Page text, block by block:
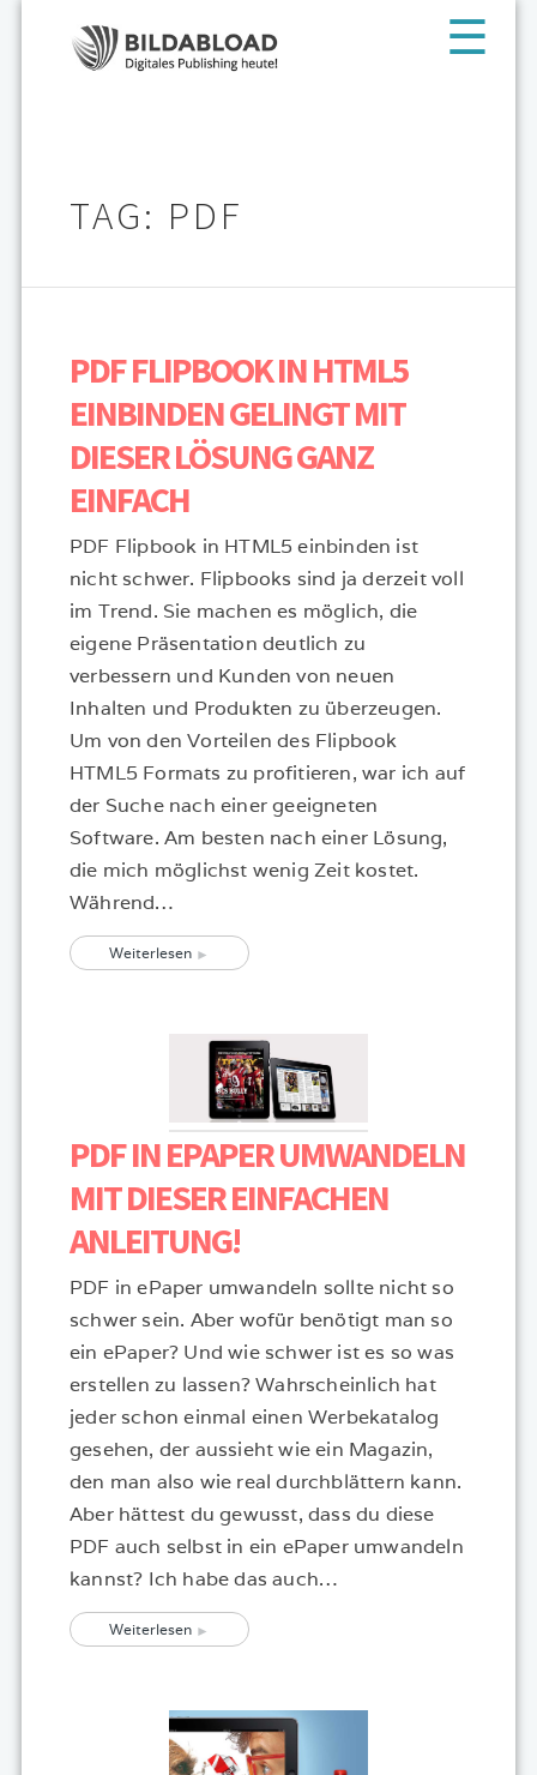
TAG: PDF
PDF FLIPBOOK IN HTML5
EINBINDEN GELINGT MIT
DIESER LÖSUNG GANZ
EINFACH
PDF Flipbook in HTML5 einbinden ist
nicht schwer. Flipbooks sind ja derzeit voll
im Trend. Sie machen es möglich, die
eigene Präsentation deutlich zu
verbessern und Kunden von neuen
Inhalten und Produkten zu überzeugen.
Um von den Vorteilen des Flipbook
HTML5 Formats zu profitieren, war ich auf
der Suche nach einer geeigneten
Software. Am besten nach einer Lösung,
die mich möglichst wenig Zeit kostet.
Während…
Weiterlesen
PDF IN EPAPER UMWANDELN
MIT DIESER EINFACHEN
ANLEITUNG!
PDF in ePaper umwandeln sollte nicht so
schwer sein. Aber wofür benötigt man so
ein ePaper? Und wie schwer ist es so was
erstellen zu lassen? Wahrscheinlich hat
jeder schon einmal einen Werbekatalog
gesehen, der aussieht wie ein Magazin,
den man also wie real durchblättern kann.
Aber hättest du gewusst, dass du diese
PDF auch selbst in ein ePaper umwandeln
kannst? Ich habe das auch…
Weiterlesen